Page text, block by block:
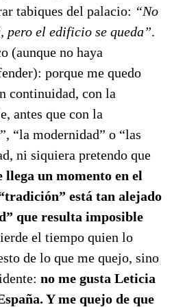
tabiques del palacio: “No
pero el edificio se queda”.
(aunque no haya
porque me quedo
continuidad, con la
antes que con la
“la modernidad” o “las
ni siquiera pretendo que
llega un momento en el
está tan alejado
que resulta imposible
el tiempo quien lo
de lo que me quejo, sino
no me gusta Leticia
Y me quejo de que